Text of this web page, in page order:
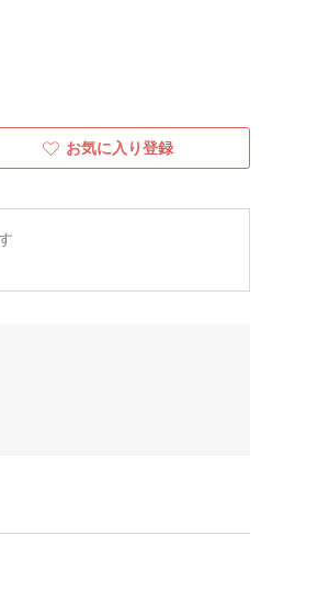
お気に入り登録